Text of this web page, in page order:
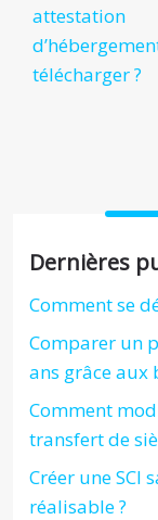
attestation
télécharger ?
Dernières
Comment se
Comparer un
ans grâce aux
Comment
transfert de
Créer une SCI
réalisable ?